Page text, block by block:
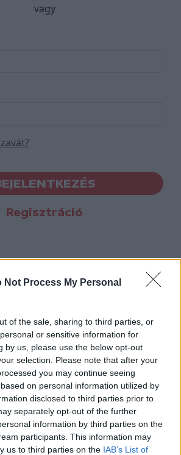
Not Process My Personal
of the sale, sharing to third parties, or
or sensitive information for
by us, please use the below opt-out
selection. Please note that after your
you may continue seeing
on personal information utilized by
disclosed to third parties prior to
separately opt-out of the further
information by third parties on the
participants. This information may
us to third parties on the IAB’s List of
vagy
Regisztráció
tájékoztató
tájékoztató